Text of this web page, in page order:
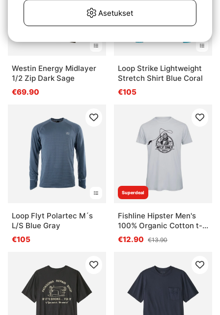
Westin Energy Midlayer
1/2 Zip Dark Sage
€69.90
Loop Strike Lightweight
Stretch Shirt Blue Coral
€105
Loop Flyt Polartec M´s
L/S Blue Gray
€105
Superdeal
Fishline Hipster Men's
100% Organic Cotton t-
shirt S
€12.90 €13.90
Asetukset